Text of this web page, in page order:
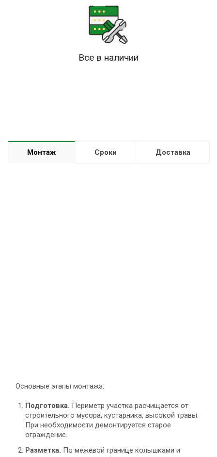
Все в наличии
Монтаж Сроки Доставка
Основные этапы монтажа:
Подготовка. Периметр участка расчищается от
строительного мусора, кустарника, высокой травы.
При необходимости демонтируется старое
ограждение.
Разметка. По межевой границе колышками и